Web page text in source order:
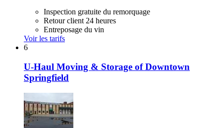
Inspection gratuite du remorquage
Retour client 24 heures
Entreposage du vin
Voir les tarifs
6
U-Haul Moving & Storage of Downtown
Springfield